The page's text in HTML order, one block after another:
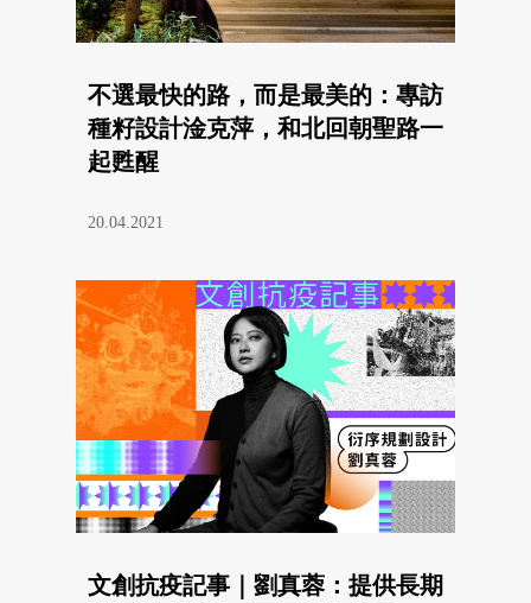
不選最快的路，而是最美的：專訪
種籽設計淦克萍，和北回朝聖路一
起甦醒
20.04.2021
文創抗疫記事｜劉真蓉：提供長期